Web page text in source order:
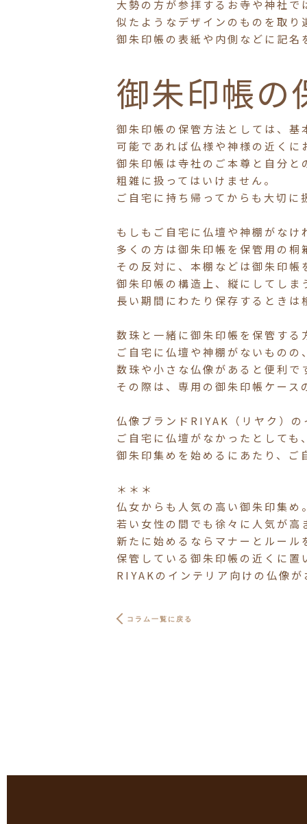
大勢の方が参拝するお寺や神社
似たようなデザインのものを取
御朱印帳の表紙や内側などに記
御朱印帳の
御朱印帳の保管方法としては、
可能であれば仏様や神様の近くに
御朱印帳は寺社のご本尊と自分
粗雑に扱ってはいけません。
ご自宅に持ち帰ってからも大切に
もしもご自宅に仏壇や神棚がな
多くの方は御朱印帳を保管用の桐
その反対に、本棚などは御朱印
御朱印帳の構造上、縦にしてし
長い期間にわたり保存するとき
数珠と一緒に御朱印帳を保管す
ご自宅に仏壇や神棚がないもの
数珠や小さな仏像があると便利で
その際は、専用の御朱印帳ケー
仏像ブランドRIYAK（リヤク）
ご自宅に仏壇がなかったとして
御朱印集めを始めるにあたり、
＊＊＊
仏女からも人気の高い御朱印集め
若い女性の間でも徐々に人気が
新たに始めるならマナーとルー
保管している御朱印帳の近くに置
RIYAKのインテリア向けの仏像
コラム一覧に戻る